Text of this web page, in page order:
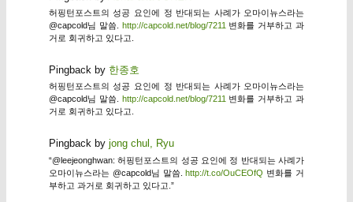
허핑턴포스트의 성공 요인에 정 반대되는 사례가 오마이뉴스라는
@capcold님 말씀. http://capcold.net/blog/7211 변화를 거부하고 과
거로 회귀하고 있다고.
Pingback by 한종호
허핑턴포스트의 성공 요인에 정 반대되는 사례가 오마이뉴스라는
@capcold님 말씀.
http://capcold.net/blog/7211 변화를 거부하고 과
거로 회귀하고 있다고.
Pingback by jong chul, Ryu
“@leejeonghwan: 허핑턴포스트의 성공 요인에 정 반대되는 사례가
오마이뉴스라는 @capcold님 말씀.http://t.co/OuCEOfQ 변화를 거
부하고 과거로 회귀하고 있다고.”